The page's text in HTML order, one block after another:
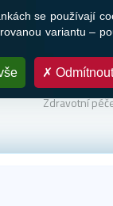
Služby Novinky
Zdravotní
se používají
variantu –